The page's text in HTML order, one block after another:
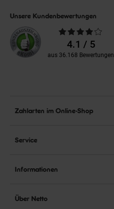
Unsere Kundenbewertungen
Durchschnittliche
Bewertungen4.1 / 5
aus 36.168 Bewertungen
Zahlarten im Online-Shop
Service
Informationen
Über Netto